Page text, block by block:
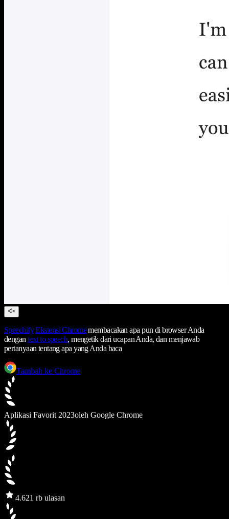
Speechify Ekstensi Chromemembacakan apa pun di browser Anda
dengantext to speech, mengetik dari ucapan Anda, dan menjawab
pertanyaan tentang apa yang Anda baca
Tambah ke Chrome
Aplikasi Favorit 2023oleh Google Chrome
4.621 rb ulasan